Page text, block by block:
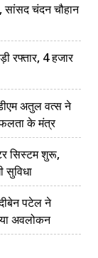
सांसद चंदन चौहान
रफ्तार, 4 हजार
अतुल वत्स ने
के मंत्र
सिस्टम शुरू,
सुविधा
पटेल ने
अवलोकन